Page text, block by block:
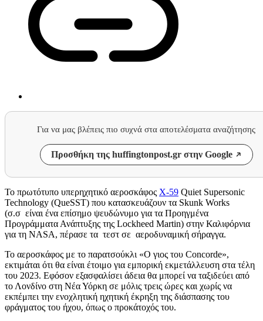
Για να μας βλέπεις πιο συχνά στα αποτελέσματα αναζήτησης
Προσθήκη της huffingtonpost.gr στην Google
Το πρωτότυπο υπερηχητικό αεροσκάφος X-59 Quiet Supersonic
Technology (QueSST) που κατασκευάζουν τα Skunk Works
(σ.σ είναι ένα επίσημο ψευδώνυμο για τα Προηγμένα
Προγράμματα Ανάπτυξης της Lockheed Martin) στην Καλιφόρνια
για τη NASA, πέρασε τα τεστ σε αεροδυναμική σήραγγα.
Το αεροσκάφος με το παρατσούκλι «Ο γιος του Concorde»,
εκτιμάται ότι θα είναι έτοιμο για εμπορική εκμετάλλευση στα τέλη
του 2023. Εφόσον εξασφαλίσει άδεια θα μπορεί να ταξιδεύει από
το Λονδίνο στη Νέα Υόρκη σε μόλις τρεις ώρες και χωρίς να
εκπέμπει την ενοχλητική ηχητική έκρηξη της διάσπασης του
φράγματος του ήχου, όπως ο προκάτοχός του.